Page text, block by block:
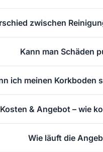
zwischen
Kann man Schäden
ich meinen Korkboden
Kosten & Angebot – wie
Wie läuft die